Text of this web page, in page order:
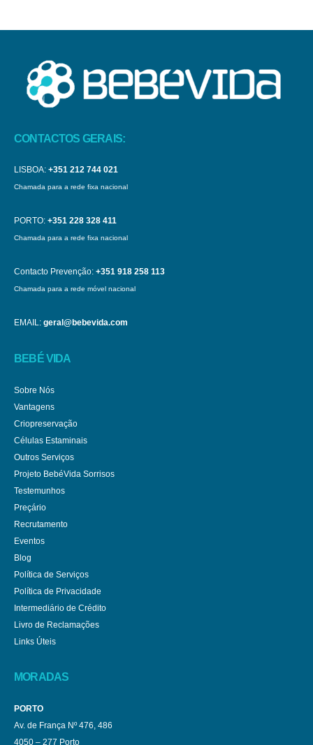
CONTACTOS GERAIS:
LISBOA: +351 212 744 021
Chamada para a rede fixa nacional
PORTO: +351 228 328 411
Chamada para a rede fixa nacional
Contacto Prevenção: +351 918 258 113
Chamada para a rede móvel nacional
EMAIL: geral@bebevida.com
BEBÉ VIDA
Sobre Nós
Vantagens
Criopreservação
Células Estaminais
Outros Serviços
Projeto BebéVida Sorrisos
Testemunhos
Preçário
Recrutamento
Eventos
Blog
Política de Serviços
Política de Privacidade
Intermediário de Crédito
Livro de Reclamações
Links Úteis
MORADAS
PORTO
Av. de França Nº 476, 486
4050 – 277 Porto